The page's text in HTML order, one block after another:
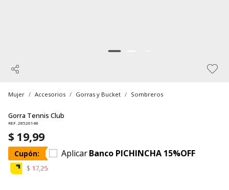
Mujer Accesorios Gorras y Bucket Sombreros
Gorra Tennis Club
REF. 28520148
$ 19,99
Cupón: AplicarBanco PICHINCHA 15%OFF
$ 17,25